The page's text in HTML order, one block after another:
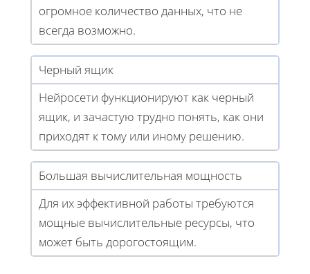
огромное количество данных, что не
всегда возможно.
Черный ящик
Нейросети функционируют как черный
ящик, и зачастую трудно понять, как они
приходят к тому или иному решению.
Большая вычислительная мощность
Для их эффективной работы требуются
мощные вычислительные ресурсы, что
может быть дорогостоящим.